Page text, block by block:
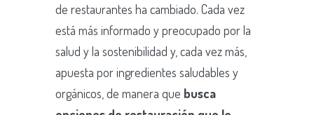
de restaurantes ha cambiado. Cada vez
está más informado y preocupado por la
salud y la sostenibilidad y, cada vez más,
apuesta por ingredientes saludables y
orgánicos, de manera que busca